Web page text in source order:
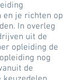
en je richten op
In overleg
uit de
opleiding de
nog
de